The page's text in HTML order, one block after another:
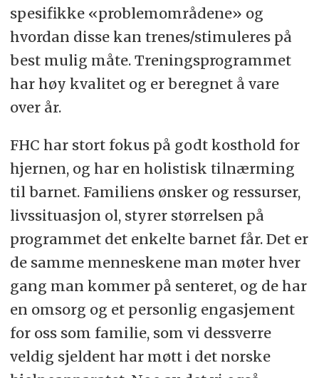
spesifikke «problemområdene» og
hvordan disse kan trenes/stimuleres på
best mulig måte. Treningsprogrammet
har høy kvalitet og er beregnet å vare
over år.
FHC har stort fokus på godt kosthold for
hjernen, og har en holistisk tilnærming
til barnet. Familiens ønsker og ressurser,
livssituasjon ol, styrer størrelsen på
programmet det enkelte barnet får. Det er
de samme menneskene man møter hver
gang man kommer på senteret, og de har
en omsorg og et personlig engasjement
for oss som familie, som vi dessverre
veldig sjeldent har møtt i det norske